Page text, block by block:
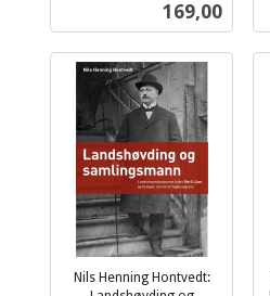
Pris
169,00
Nils Henning Hontvedt: